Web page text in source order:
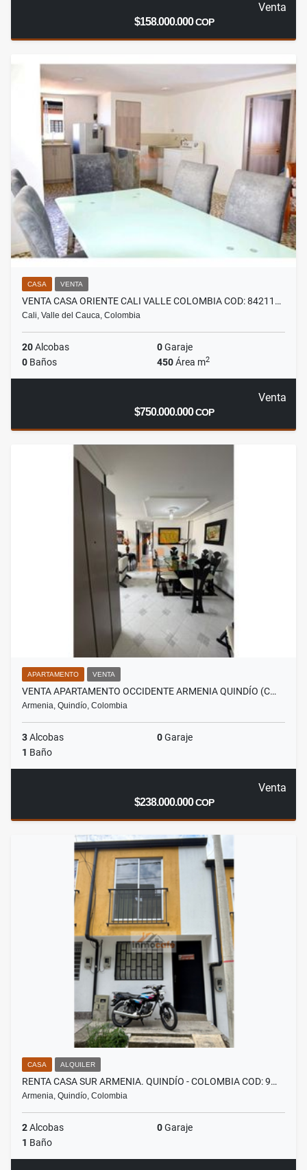
Venta
$158.000.000COP
CASA VENTA
VENTA CASA ORIENTE CALI VALLE COLOMBIA COD: 84211…
Cali, Valle del Cauca, Colombia
20Alcobas 0Garaje
0 Baños 450Área m2
Venta
$750.000.000COP
APARTAMENTO VENTA
VENTA APARTAMENTO OCCIDENTE ARMENIA QUINDÍO (C…
Armenia, Quindío, Colombia
3Alcobas 0Garaje
1 Baño
Venta
$238.000.000COP
CASA ALQUILER
RENTA CASA SUR ARMENIA. QUINDÍO - COLOMBIA COD: 9…
Armenia, Quindío, Colombia
2Alcobas 0Garaje
1 Baño